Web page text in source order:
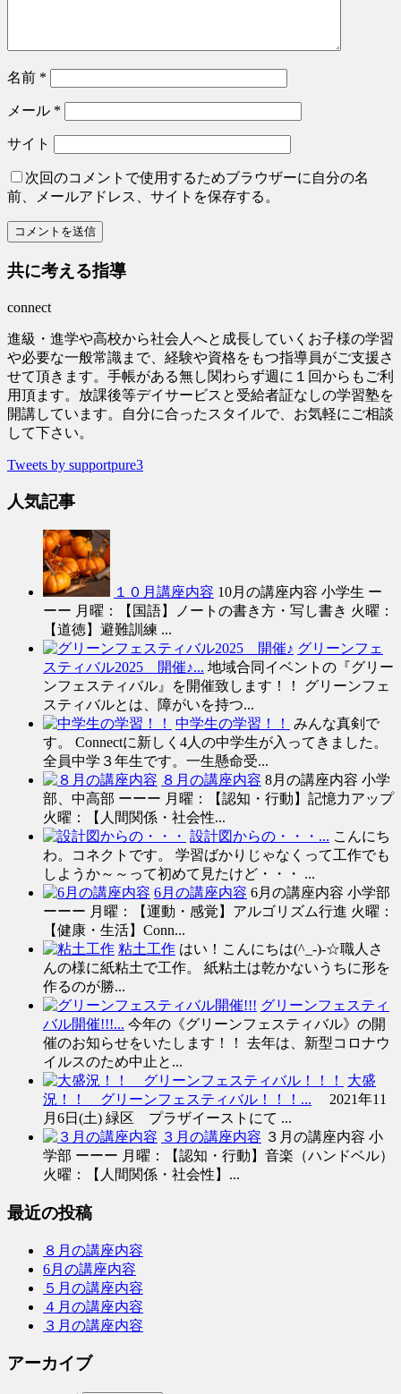
名前 *
メール *
サイト
次回のコメントで使用するためブラウザーに自分の名
前、メールアドレス、サイトを保存する。
共に考える指導
connect
進級・進学や高校から社会人へと成長していくお子様の学習
や必要な一般常識まで、経験や資格をもつ指導員がご支援さ
せて頂きます。手帳がある無し関わらず週に１回からもご利
用頂ます。放課後等デイサービスと受給者証なしの学習塾を
開講しています。自分に合ったスタイルで、お気軽にご相談
して下さい。
Tweets by supportpure3
人気記事
１０月講座内容 10月の講座内容 小学生 ー
ーー 月曜：【国語】ノートの書き方・写し書き 火曜：
【道徳】避難訓練 ...
グリーンフェ
スティバル2025 開催♪... 地域合同イベントの『グリー
ンフェスティバル』を開催致します！！ グリーンフェ
スティバルとは、障がいを持つ...
中学生の学習！！
みんな真剣で
す。 Connectに新しく4人の中学生が入ってきました。
全員中学３年生です。一生懸命受...
８月の講座内容 8月の講座内容 小学
部、中高部 ーーー 月曜：【認知・行動】記憶力アップ
火曜：【人間関係・社会性...
設計図からの・・・... こんにち
わ。コネクトです。 学習ばかりじゃなくって工作でも
しようか～～って初めて見たけど・・・ ...
6月の講座内容 6月の講座内容 小学部
ーーー 月曜：【運動・感覚】アルゴリズム行進 火曜：
【健康・生活】Conn...
粘土工作 はい！こんにちは(^_-)-☆職人さ
んの様に紙粘土で工作。 紙粘土は乾かないうちに形を
作るのが勝...
グリーンフェスティ
バル開催!!!... 今年の《グリーンフェスティバル》の開
催のお知らせをいたします！！ 去年は、新型コロナウ
イルスのため中止と...
大盛
況！！ グリーンフェスティバル！！！...
2021年11
月6日(土) 緑区 プラザイーストにて ...
３月の講座内容 ３月の講座内容 小
学部 ーーー 月曜：【認知・行動】音楽（ハンドベル）
火曜：【人間関係・社会性】...
最近の投稿
８月の講座内容
6月の講座内容
５月の講座内容
４月の講座内容
３月の講座内容
アーカイブ